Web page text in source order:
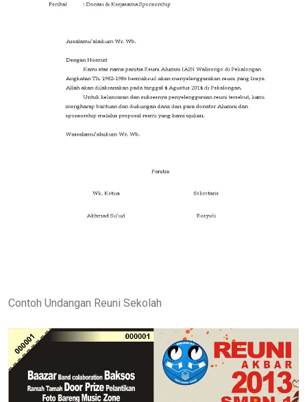
Contoh Undangan Reuni Sekolah